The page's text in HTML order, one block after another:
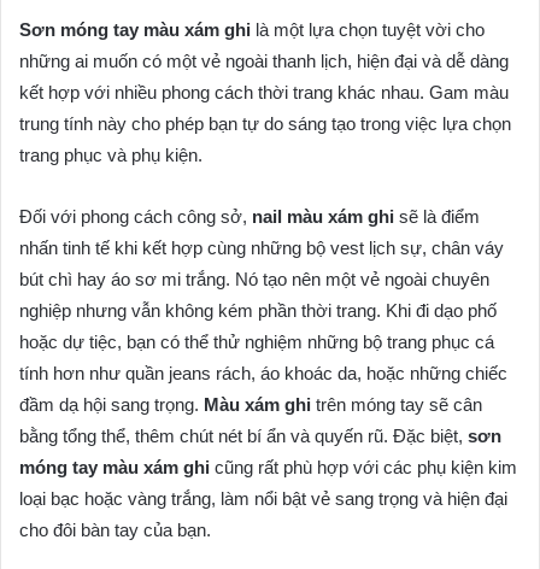
Sơn móng tay màu xám ghi là một lựa chọn tuyệt vời cho
những ai muốn có một vẻ ngoài thanh lịch, hiện đại và dễ dàng
kết hợp với nhiều phong cách thời trang khác nhau. Gam màu
trung tính này cho phép bạn tự do sáng tạo trong việc lựa chọn
trang phục và phụ kiện.
Đối với phong cách công sở, nail màu xám ghi sẽ là điểm
nhấn tinh tế khi kết hợp cùng những bộ vest lịch sự, chân váy
bút chì hay áo sơ mi trắng. Nó tạo nên một vẻ ngoài chuyên
nghiệp nhưng vẫn không kém phần thời trang. Khi đi dạo phố
hoặc dự tiệc, bạn có thể thử nghiệm những bộ trang phục cá
tính hơn như quần jeans rách, áo khoác da, hoặc những chiếc
đầm dạ hội sang trọng. Màu xám ghi trên móng tay sẽ cân
bằng tổng thể, thêm chút nét bí ẩn và quyến rũ. Đặc biệt, sơn
móng tay màu xám ghi cũng rất phù hợp với các phụ kiện kim
loại bạc hoặc vàng trắng, làm nổi bật vẻ sang trọng và hiện đại
cho đôi bàn tay của bạn.